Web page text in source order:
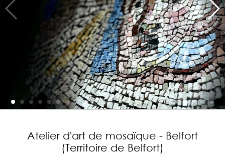
Atelier d'art de mosaïque - Belfort
(Territoire de Belfort)